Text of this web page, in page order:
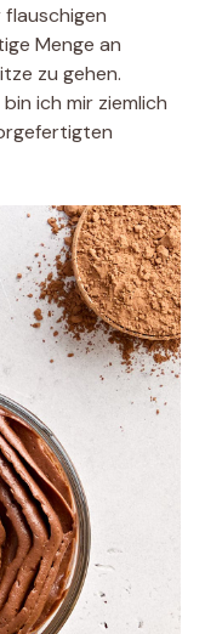
flauschigen
Menge an
zu gehen.
ich mir ziemlich